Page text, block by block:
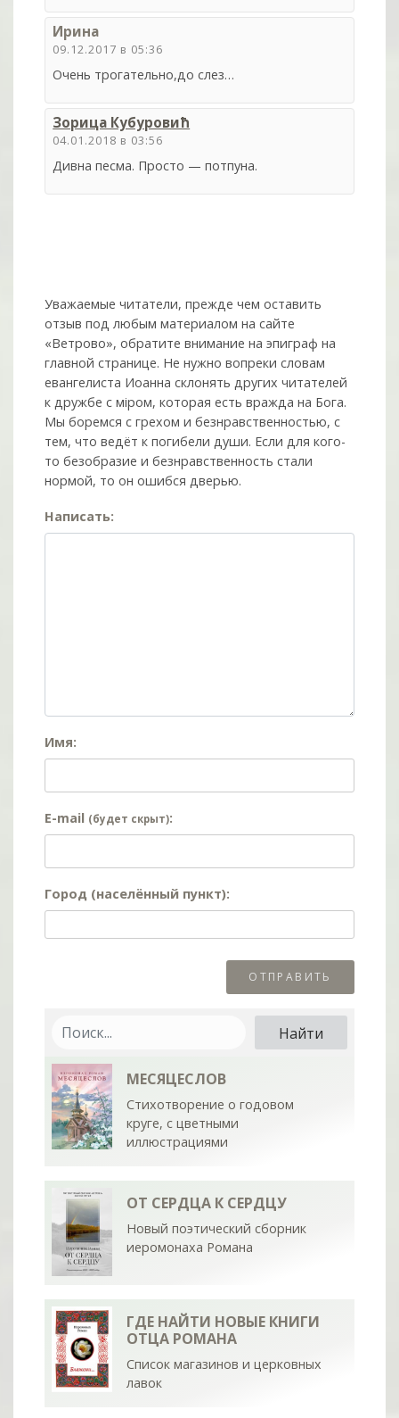
Ирина
09.12.2017 в 05:36
Очень трогательно,до слез…
Зорица Кубуровић
04.01.2018 в 03:56
Дивна песма. Просто — потпуна.
Уважаемые читатели, прежде чем оставить
отзыв под любым материалом на сайте
«Ветрово», обратите внимание на эпиграф на
главной странице. Не нужно вопреки словам
евангелиста Иоанна склонять других читателей
к дружбе с мiром, которая есть вражда на Бога.
Мы боремся с грехом и без­нрав­ствен­ностью, с
тем, что ведёт к погибели души. Если для кого-
то безобразие и безнравственность стали
нормой, то он ошибся дверью.
Написать:
Имя:
E-mail (будет скрыт):
Город (населённый пункт):
МЕСЯЦЕСЛОВ
Стихотворение о годовом
круге, с цветными
иллюстрациями
ОТ СЕРДЦА К СЕРДЦУ
Новый поэтический сборник
иеромонаха Романа
ГДЕ НАЙТИ НОВЫЕ КНИГИ
ОТЦА РОМАНА
Список магазинов и церковных
лавок